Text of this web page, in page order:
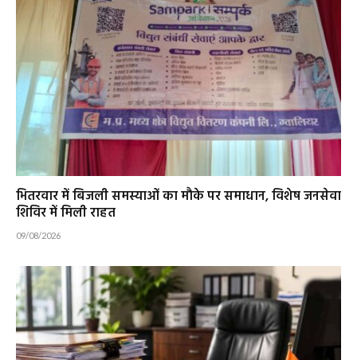
भितरवार में बिजली समस्याओं का मौके पर समाधान, विशेष जनसेवा
शिविर में मिली राहत
09/08/2026